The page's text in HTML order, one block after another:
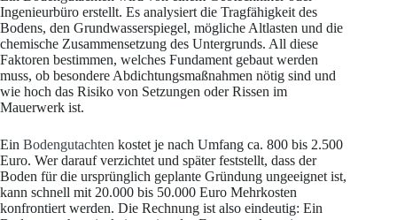
Ingenieurbüro erstellt. Es analysiert die Tragfähigkeit des
Bodens, den Grundwasserspiegel, mögliche Altlasten und die
chemische Zusammensetzung des Untergrunds. All diese
Faktoren bestimmen, welches Fundament gebaut werden
muss, ob besondere Abdichtungsmaßnahmen nötig sind und
wie hoch das Risiko von Setzungen oder Rissen im
Mauerwerk ist.
Ein Bodengutachten kostet je nach Umfang ca. 800 bis 2.500
Euro. Wer darauf verzichtet und später feststellt, dass der
Boden für die ursprünglich geplante Gründung ungeeignet ist,
kann schnell mit 20.000 bis 50.000 Euro Mehrkosten
konfrontiert werden. Die Rechnung ist also eindeutig: Ein